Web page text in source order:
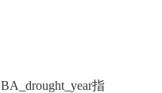
BA_drought_year指